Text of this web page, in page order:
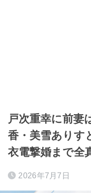
戸次重幸に前妻
香・美雪ありす
衣電撃婚まで全
2026年7月7日